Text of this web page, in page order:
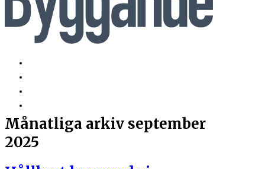
Månatliga arkiv september
2025